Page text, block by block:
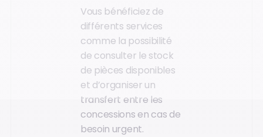
Vous bénéficiez de
différents services
comme la possibilité
de consulter le stock
de pièces disponibles
et d’organiser un
transfert entre les
concessions en cas de
besoin urgent.